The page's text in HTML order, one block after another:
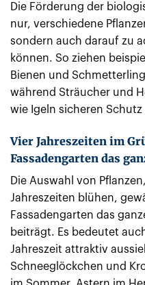
Die Förderung der
nur, verschiedene
sondern auch darauf zu
können. So ziehen
Bienen und
während Sträucher und
wie Igeln sicheren
Vier Jahreszeiten im
Fassadengarten das
Die Auswahl von
Jahreszeiten blühen,
Fassadengarten das
beiträgt. Es bedeutet
Jahreszeit attraktiv
Schneeglöckchen und